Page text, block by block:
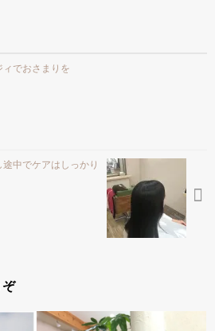
ィでおさまりを
途中でケアはしっかり
ぞ